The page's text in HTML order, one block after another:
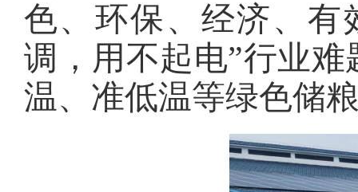
色、环保、经济、有
调，用不起电”行业
温、准低温等绿色储